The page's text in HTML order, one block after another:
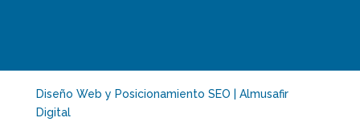
Diseño Web y Posicionamiento SEO | Almusafir
Digital